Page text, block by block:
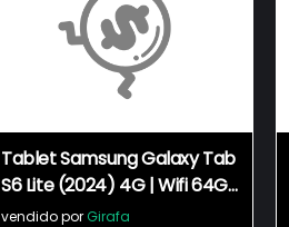
Tablet Samsung Galaxy Tab
S6 Lite (2024) 4G | Wifi 64GB
10.4" Octa-Core Cinza SM-
vendido por Girafa